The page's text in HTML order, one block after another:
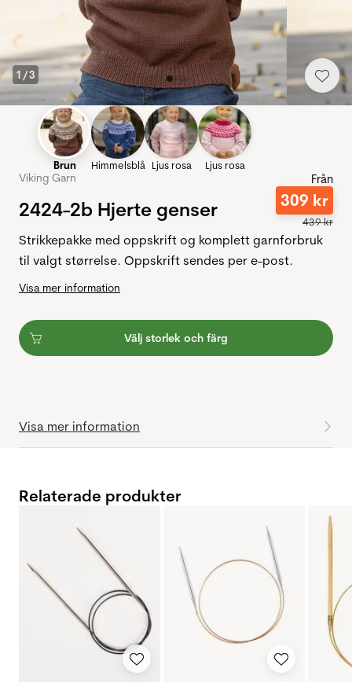
1 /3
Brun Himmelsblå Ljus rosa Ljus rosa
Viking Garn
2424-2b Hjerte genser
Från
309 kr
439kr
Strikkepakke med oppskrift og komplett garnforbruk
til valgt størrelse. Oppskrift sendes per e-post.
Visa mer information
Välj storlek och färg
Visa mer information
Relaterade produkter